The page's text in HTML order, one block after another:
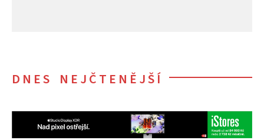
DNES NEJČTENĚJŠÍ